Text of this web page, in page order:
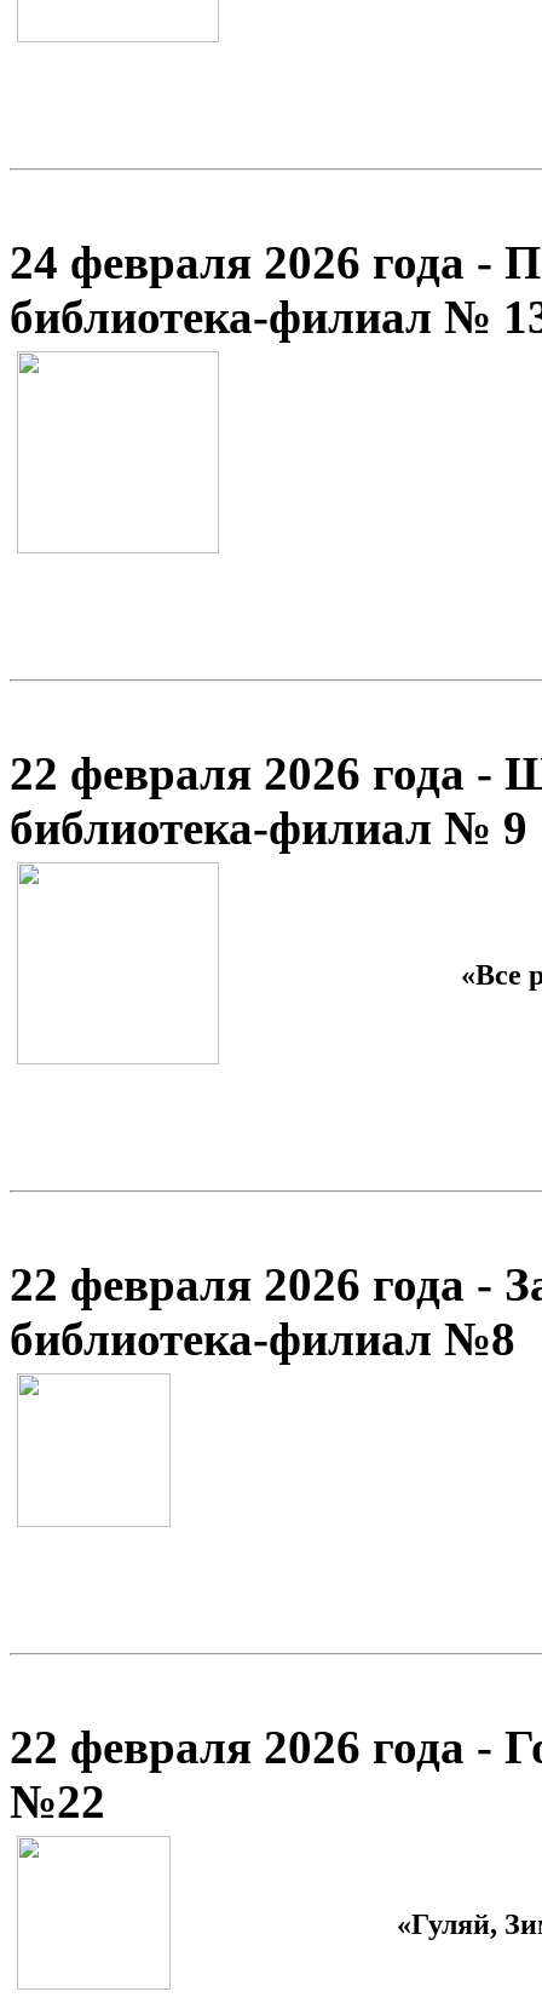
24 февраля 2026 года -
библиотека-филиал №
22 февраля 2026 года -
библиотека-филиал № 9
«Все
22 февраля 2026 года -
библиотека-филиал №8
22 февраля 2026 года -
№22
«Гуляй,